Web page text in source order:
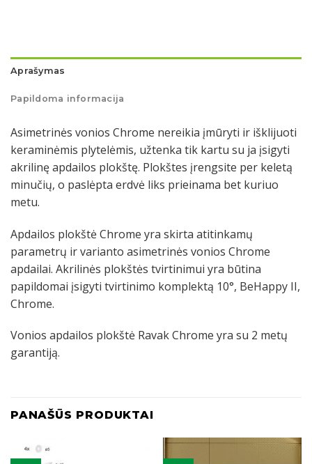
Aprašymas
Papildoma informacija
Asimetrinės vonios Chrome nereikia įmūryti ir išklijuoti
keraminėmis plytelėmis, užtenka tik kartu su ja įsigyti
akrilinę apdailos plokštę. Plokštes įrengsite per keletą
minučių, o paslėpta erdvė liks prieinama bet kuriuo
metu.
Apdailos plokštė Chrome yra skirta atitinkamų
parametrų ir varianto asimetrinės vonios Chrome
apdailai. Akrilinės plokštės tvirtinimui yra būtina
papildomai įsigyti tvirtinimo komplektą 10°, BeHappy II,
Chrome.
Vonios apdailos plokštė Ravak Chrome yra su 2 metų
garantiją.
PANAŠŪS PRODUKTAI